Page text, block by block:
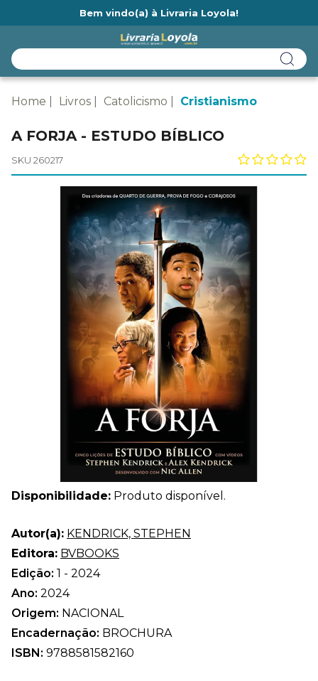
Bem vindo(a) à Livraria Loyola!
Home Livros Catolicismo Cristianismo
A FORJA - ESTUDO BÍBLICO
SKU 260217
Disponibilidade: Produto disponível.
Autor(a): KENDRICK, STEPHEN
Editora: BVBOOKS
Edição: 1 - 2024
Ano: 2024
Origem: NACIONAL
Encadernação: BROCHURA
ISBN: 9788581582160